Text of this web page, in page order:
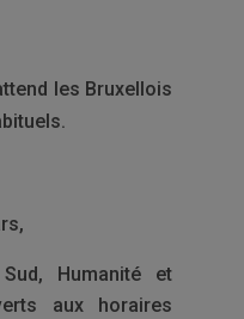
les Bruxellois
Humanité et
aux horaires